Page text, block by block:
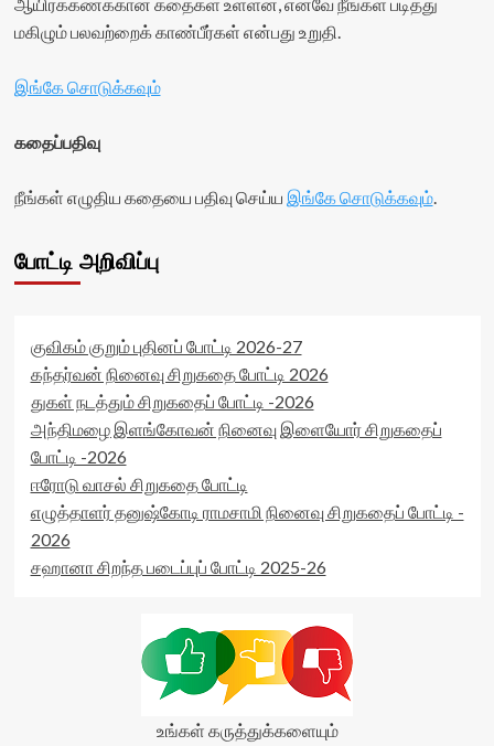
மகிழும் பலவற்றைக் காண்பீர்கள் என்பது உறுதி.
இங்கே சொடுக்கவும்
கதைப்பதிவு
நீங்கள் எழுதிய கதையை பதிவு செய்ய இங்கே சொடுக்கவும்.
போட்டி அறிவிப்பு
குவிகம் குறும் புதினப் போட்டி 2026-27
கந்தர்வன் நினைவு சிறுகதை போட்டி 2026
துகள் நடத்தும் சிறுகதைப் போட்டி -2026
அந்திமழை இளங்கோவன் நினைவு இளையோர் சிறுகதைப்
போட்டி -2026
ஈரோடு வாசல் சிறுகதை போட்டி
எழுத்தாளர் தனுஷ்கோடி ராமசாமி நினைவு சிறுகதைப் போட்டி -
2026
சஹானா சிறந்த படைப்புப் போட்டி 2025-26
உங்கள் கருத்துக்களையும்